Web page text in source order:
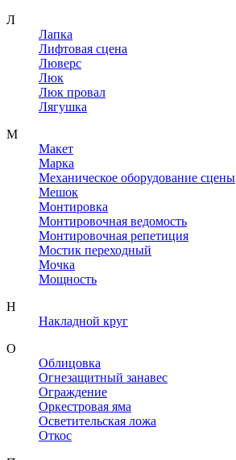
Л
Лапка
Лифтовая сцена
Люверс
Люк
Люк провал
Лягушка
М
Макет
Марка
Механическое оборудование сцены
Мешок
Монтировка
Монтировочная ведомость
Монтировочная репетиция
Мостик переходный
Мочка
Мощность
Н
Накладной круг
О
Облицовка
Огнезащитный занавес
Ограждение
Оркестровая яма
Осветительская ложа
Откос